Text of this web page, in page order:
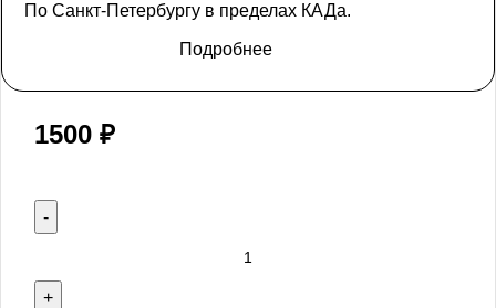
По Санкт-Петербургу в пределах КАДа.
Подробнее
1500 ₽